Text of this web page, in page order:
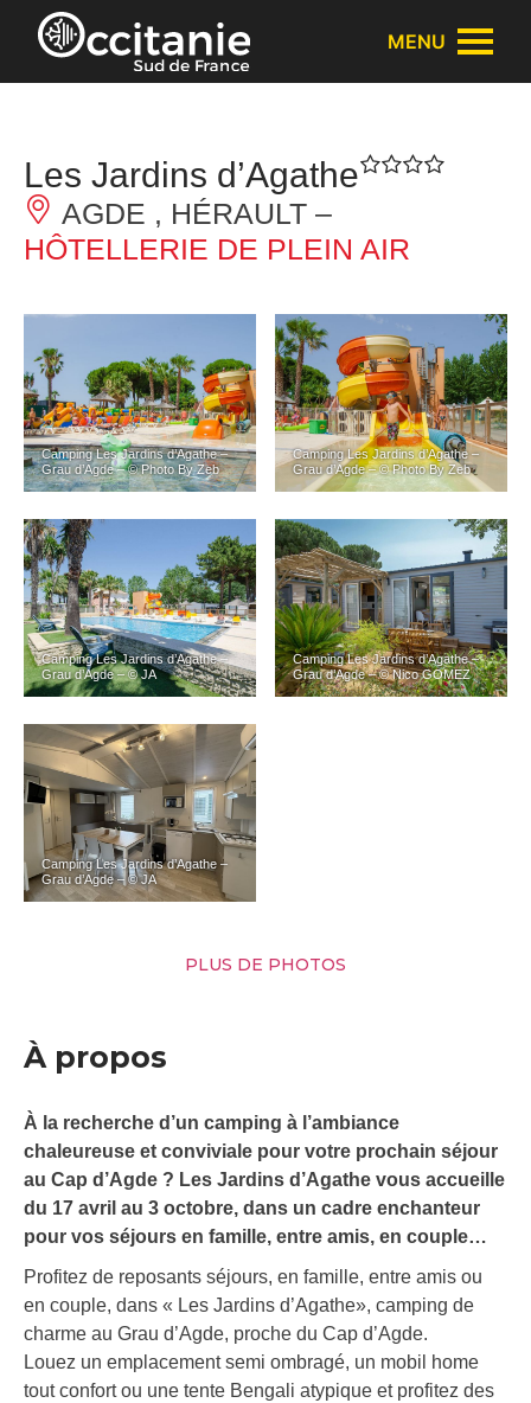
Panneau de gestion des cookies
MENU
Les Jardins d’Agathe
AGDE , HÉRAULT –
HÔTELLERIE DE PLEIN AIR
Camping Les Jardins d’Agathe –
Grau d’Agde – © Photo By Zeb
Camping Les Jardins d’Agathe –
Grau d’Agde – © Photo By Zeb
Camping Les Jardins d’Agathe –
Grau d’Agde – © JA
Camping Les Jardins d’Agathe –
Grau d’Agde – © Nico GOMEZ
Camping Les Jardins d’Agathe –
Grau d’Agde – © JA
PLUS DE PHOTOS
À propos
À la recherche d’un camping à l’ambiance
chaleureuse et conviviale pour votre prochain séjour
au Cap d’Agde ? Les Jardins d’Agathe vous accueille
du 17 avril au 3 octobre, dans un cadre enchanteur
pour vos séjours en famille, entre amis, en couple…
Profitez de reposants séjours, en famille, entre amis ou
en couple, dans « Les Jardins d’Agathe», camping de
charme au Grau d’Agde, proche du Cap d’Agde.
Louez un emplacement semi ombragé, un mobil home
tout confort ou une tente Bengali atypique et profitez des